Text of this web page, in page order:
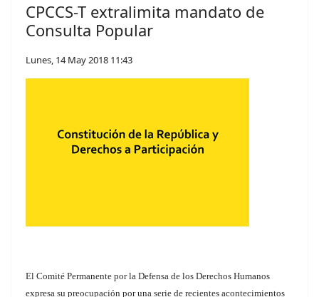
CPCCS-T extralimita mandato de
Consulta Popular
Lunes, 14 May 2018 11:43
El Comité Permanente por la Defensa de los Derechos Humanos
expresa su preocupación por una serie de recientes acontecimientos